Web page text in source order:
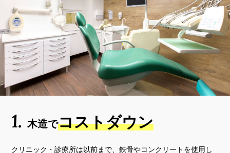
1. 木造でコストダウン
クリニック・診療所は以前まで、鉄骨やコンクリートを使用し